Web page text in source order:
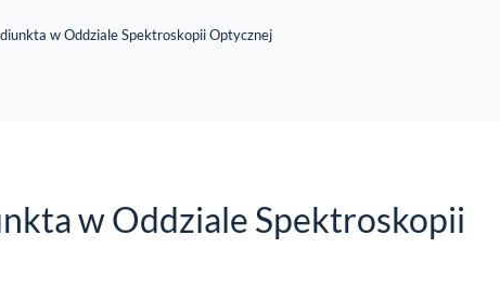
w Oddziale Spektroskopii Optycznej
w Oddziale Spektroskopii